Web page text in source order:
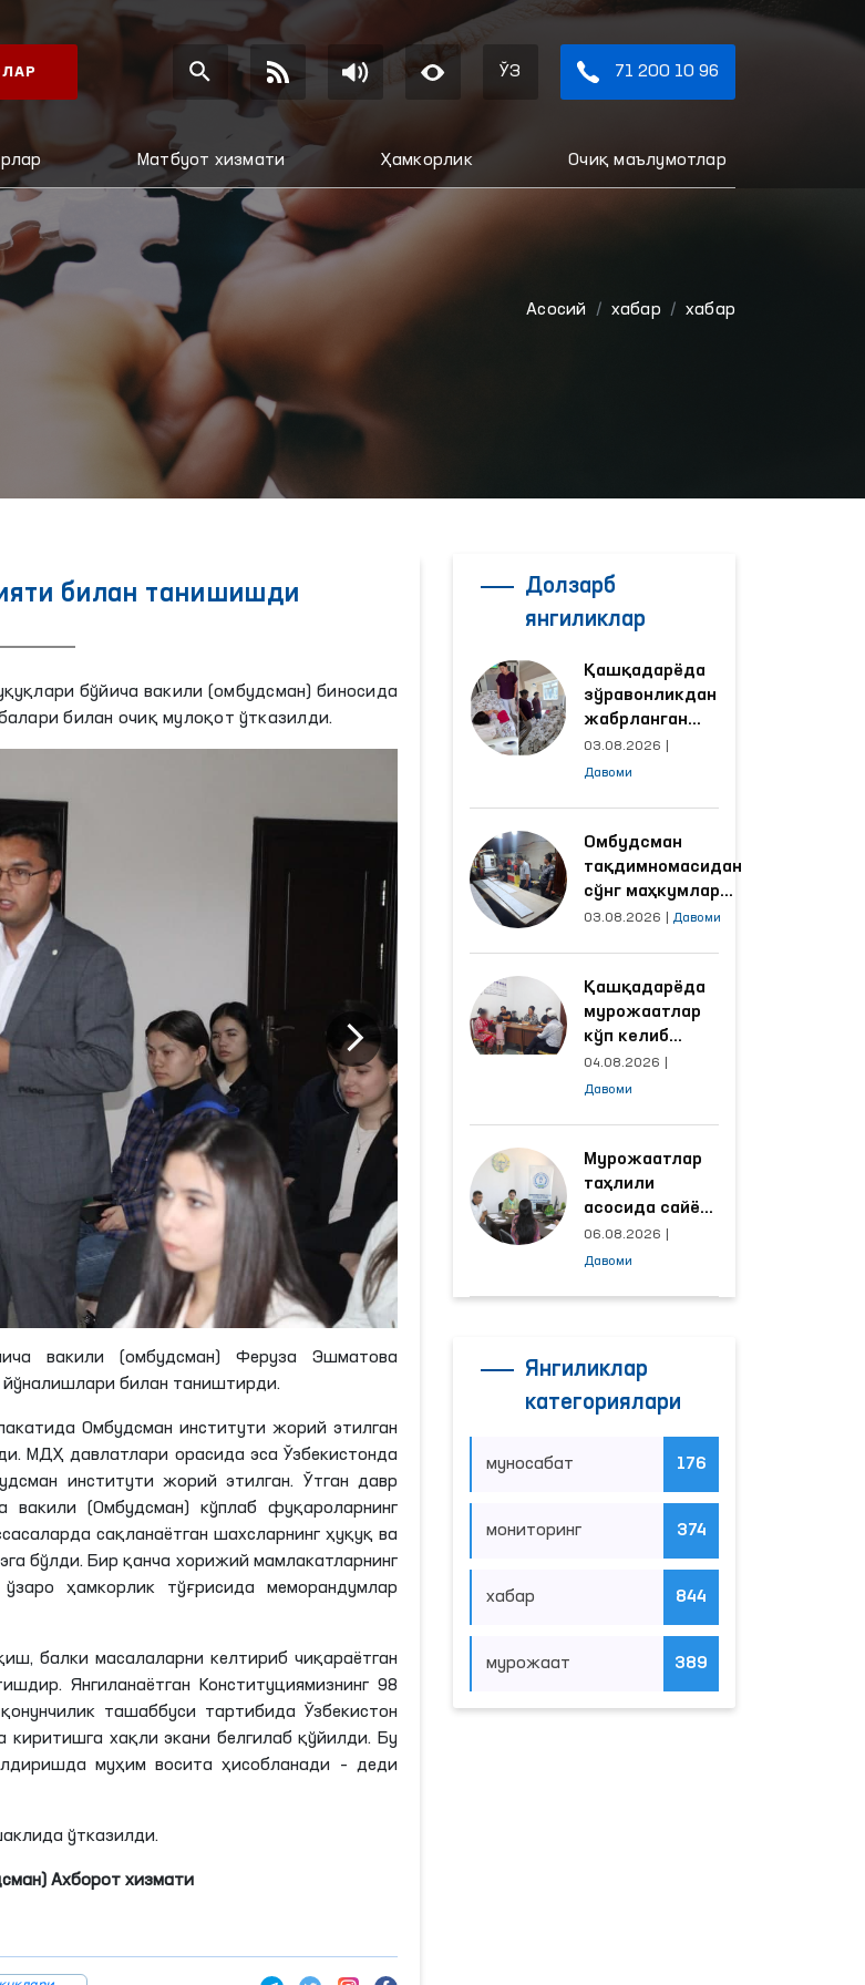
ЎЗ 71 200 10 96
Матбуот хизмати Ҳамкорлик Очиқ маълумотлар
Aсосий хабар хабар
билан танишишди
бўйича вакили (омбудсман) биносида
билан очиқ мулоқот ўтказилди.
вакили (омбудсман) Феруза Эшматова
билан таништирди.
Омбудсман институти жорий этилган
МДҲ давлатлари орасида эса Ўзбекистонда
институти жорий этилган. Ўтган давр
(Омбудсман) кўплаб фуқароларнинг
сақланаётган шахсларнинг ҳуқуқ ва
бўлди. Бир қанча хорижий мамлакатларнинг
ҳамкорлик тўғрисида меморандумлар
балки масалаларни келтириб чиқараётган
Янгиланаётган Конституциямизнинг 98
ташаббуси тартибида Ўзбекистон
киритишга хақли экани белгилаб қўйилди. Бу
муҳим восита ҳисобланади – деди
ўтказилди.
Ахборот хизмати
Долзарб
янгиликлар
Қашқадарёда
зўравонликдан
жабрланган
аёлнинг ҳолати
Омбудсман
03.08.2026
Давоми
Омбудсман
тақдимномасидан
сўнг маҳкумлар
меҳнат қилаётган
яхшиланди
03.08.2026 Давоми
Қашқадарёда
мурожаатлар
кўп келиб
тушаётган
ҳудудлар
ишлаш йўлга
қўйилди
04.08.2026
Давоми
Мурожаатлар
таҳлили
асосида сайёр
қабул
ўтказиладиган
06.08.2026
Давоми
Янгиликлар
категориялари
муносабат 176
мониторинг 374
хабар 844
мурожаат 389